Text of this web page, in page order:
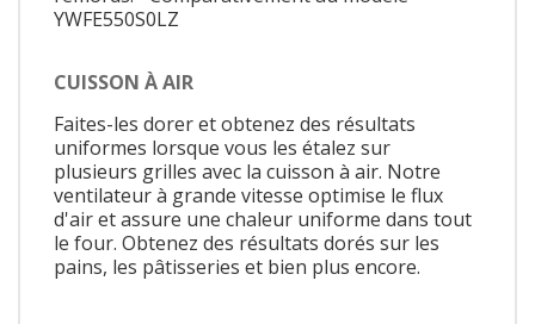
YWFE550S0LZ
CUISSON À AIR
Faites-les dorer et obtenez des résultats
uniformes lorsque vous les étalez sur
plusieurs grilles avec la cuisson à air. Notre
ventilateur à grande vitesse optimise le flux
d'air et assure une chaleur uniforme dans tout
le four. Obtenez des résultats dorés sur les
pains, les pâtisseries et bien plus encore.